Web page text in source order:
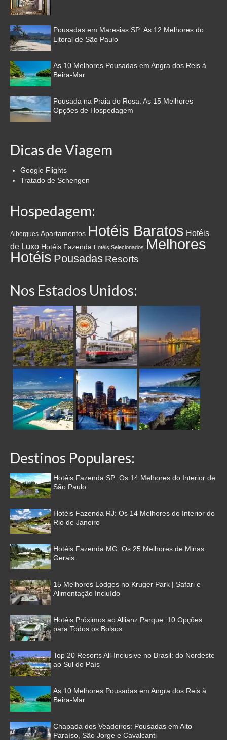
Pousadas em Maresias SP: As 12 Melhores do
Litoral de São Paulo
As 10 Melhores Pousadas em Angra dos Reis à
Beira-Mar
Pousada na Praia do Rosa: As 15 Melhores
Opções de Hospedagem
Dicas de Viagem
Google Flights
Tratado de Schengen
Hospedagem:
Albergues Apartamentos Hotéis Baratos Hotéis
de Luxo Hotéis Fazenda Hotéis Selecionados Melhores
Hotéis Pousadas Resorts
Nos Estados Unidos:
Destinos Populares:
Hotéis Fazenda SP: Os 14 Melhores do Interior de
São Paulo
Hotéis Fazenda RJ: Os 14 Melhores do Interior do
Rio de Janeiro
Hotéis Fazenda MG: Os 25 Melhores de Minas
Gerais
15 Melhores Lodges no Kruger Park | Safari e
Alimentação Incluído
Hotéis Próximos ao Allianz Parque: 10 Opções
para Todos os Bolsos
Top 20 Resorts All-Inclusive no Brasil: do Nordeste
ao Sul do País
As 10 Melhores Pousadas em Angra dos Reis à
Beira-Mar
Chapada dos Veadeiros: Pousadas em Alto
Paraíso, São Jorge e Cavalcanti